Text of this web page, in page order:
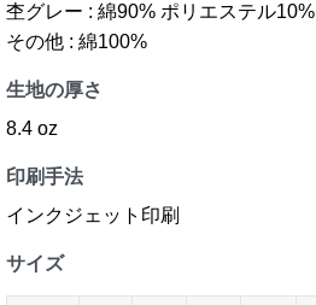
杢グレー : 綿90% ポリエステル10%
その他 : 綿100%
生地の厚さ
8.4 oz
印刷手法
インクジェット印刷
サイズ